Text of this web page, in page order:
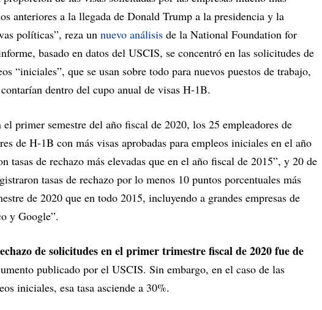
anteriores a la llegada de Donald Trump a la presidencia y la
políticas”, reza un nuevo análisis de la National Foundation for
basado en datos del USCIS, se concentró en las solicitudes de
“iniciales”, que se usan sobre todo para nuevos puestos de trabajo,
dentro del cupo anual de visas H-1B.
el primer semestre del año fiscal de 2020, los 25 empleadores de
de H-1B con más visas aprobadas para empleos iniciales en el año
tasas de rechazo más elevadas que en el año fiscal de 2015”, y 20 de
tasas de rechazo por lo menos 10 puntos porcentuales más
de 2020 que en todo 2015, incluyendo a grandes empresas de
y Google”.
de solicitudes en el primer trimestre fiscal de 2020 fue de
publicado por el USCIS. Sin embargo, en el caso de las
iniciales, esa tasa asciende a 30%.